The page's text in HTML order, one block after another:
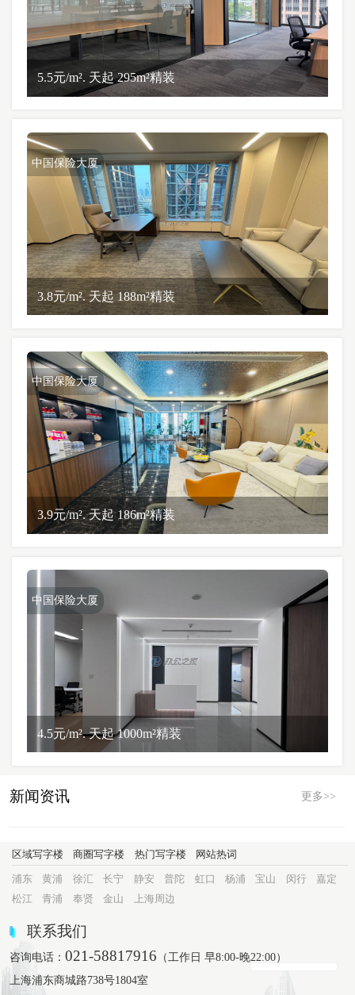
5.5元/m². 天起 295m²精装
中国保险大厦
3.8元/m². 天起 188m²精装
中国保险大厦
3.9元/m². 天起 186m²精装
中国保险大厦
4.5元/m². 天起 1000m²精装
新闻资讯 更多>>
区域写字楼 商圈写字楼 热门写字楼 网站热词
浦东 黄浦 徐汇 长宁 静安 普陀 虹口 杨浦 宝山 闵行
嘉定
松江
青浦 奉贤 金山 上海周边
联系我们
咨询电话：021-58817916 （工作日 早8:00-晚22:00）
上海浦东商城路738号1804室